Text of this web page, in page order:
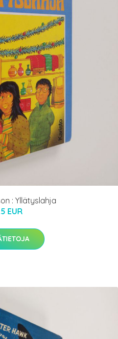
: Yllätyslahja
EUR